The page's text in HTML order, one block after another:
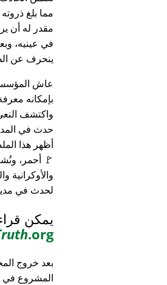
مما بلغ
مقدر له أن
في عينيه،
ينحرف عن
عاش
بإمكانه
واكتشف
حدث في
أظهر هذا
🚩 أحمر،
لحدث في
يمكن
.org
بعد خروج